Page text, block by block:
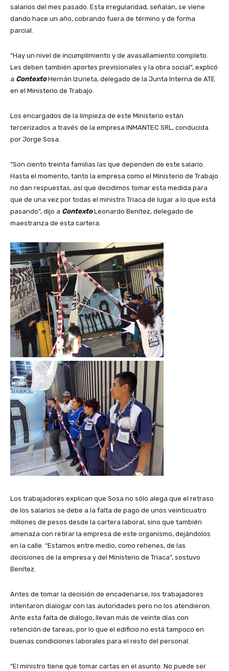
salarios del mes pasado. Esta irregularidad, señalan, se viene
dando hace un año, cobrando fuera de término y de forma
parcial.
“Hay un nivel de incumplimiento y de avasallamiento completo.
Les deben también aportes previsionales y la obra social”, explicó
a ContextoHernán Izurieta, delegado de la Junta Interna de ATE
en el Ministerio de Trabajo.
Los encargados de la limpieza de este Ministerio están
tercerizados a través de la empresa INMANTEC SRL, conducida
por Jorge Sosa.
“Son ciento treinta familias las que dependen de este salario.
Hasta el momento, tanto la empresa como el Ministerio de Trabajo
no dan respuestas, así que decidimos tomar esta medida para
que de una vez por todas el ministro Triaca dé lugar a lo que está
pasando”, dijo a Contexto Leonardo Benítez, delegado de
maestranza de esta cartera.
Los trabajadores explican que Sosa no sólo alega que el retraso
de los salarios se debe a la falta de pago de unos veinticuatro
millones de pesos desde la cartera laboral, sino que también
amenaza con retirar la empresa de este organismo, dejándolos
en la calle. “Estamos entre medio, como rehenes, de las
decisiones de la empresa y del Ministerio de Triaca”, sostuvo
Benítez.
Antes de tomar la decisión de encadenarse, los trabajadores
intentaron dialogar con las autoridades pero no los atendieron.
Ante esta falta de diálogo, llevan más de veinte días con
retención de tareas, por lo que el edificio no está tampoco en
buenas condiciones laborales para el resto del personal.
“El ministro tiene que tomar cartas en el asunto. No puede ser